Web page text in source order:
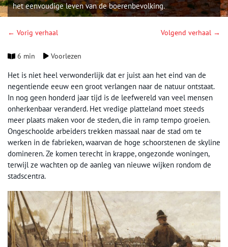
het eenvoudige leven van de boerenbevolking.
← Vorig verhaal Volgend verhaal →
6 min Voorlezen
Het is niet heel verwonderlijk dat er juist aan het eind van de
negentiende eeuw een groot verlangen naar de natuur ontstaat.
In nog geen honderd jaar tijd is de leefwereld van veel mensen
onherkenbaar veranderd. Het vredige platteland moet steeds
meer plaats maken voor de steden, die in ramp tempo groeien.
Ongeschoolde arbeiders trekken massaal naar de stad om te
werken in de fabrieken, waarvan de hoge schoorstenen de skyline
domineren. Ze komen terecht in krappe, ongezonde woningen,
terwijl ze wachten op de aanleg van nieuwe wijken rondom de
stadscentra.